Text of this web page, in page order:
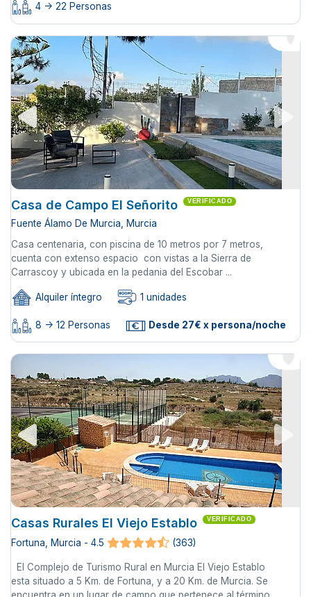
4 -> 22 Personas
Casa de Campo El Señorito VERIFICADO
Fuente Álamo De Murcia, Murcia
Casa centenaria, con piscina de 10 metros por 7 metros,
cuenta con extenso espacio con vistas a la Sierra de
Carrascoy y ubicada en la pedania del Escobar ...
Alquiler íntegro 1 unidades
8 -> 12 Personas Desde 27€ x persona/noche
Casas Rurales El Viejo Establo VERIFICADO
Fortuna, Murcia - 4.5 (363)
El Complejo de Turismo Rural en Murcia El Viejo Establo
esta situado a 5 Km. de Fortuna, y a 20 Km. de Murcia. Se